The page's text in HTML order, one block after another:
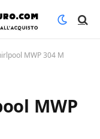
MWP 304 M
MWP